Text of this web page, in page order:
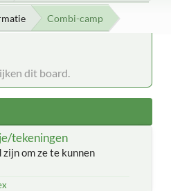
Combi-camp
dit board.
tekeningen
zijn om ze te kunnen